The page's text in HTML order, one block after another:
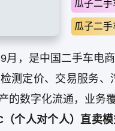
瓜子二手
瓜子二手
月，是中国二手车电
测定价、交易服务
的数字化流通，业务
（个人对个人）直卖